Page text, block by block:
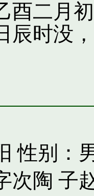
酉二月
辰时没
性别：
次陶 子